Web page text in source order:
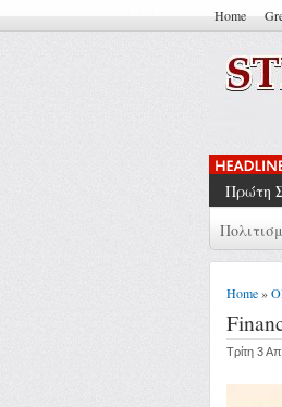
Home
Πρώτη
Home»
Τρίτη 3